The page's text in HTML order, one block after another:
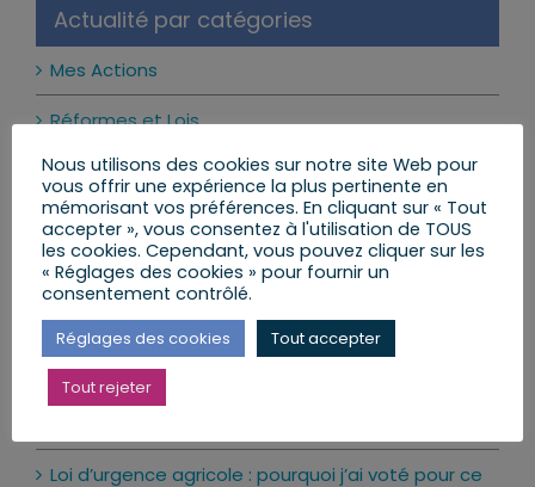
Actualité par catégories
Mes Actions
Réformes et Lois
Mon Agenda
Mes Lettres aux Citoyens
Mes dernières publications
Les réseaux sociaux interdits aux moins de 15 ans
: ce qui change vraiment
Loi d’urgence agricole : pourquoi j’ai voté pour ce
Nous utilisons des cookies sur notre site Web pour
vous offrir une expérience la plus pertinente en
mémorisant vos préférences. En cliquant sur « Tout
accepter », vous consentez à l'utilisation de TOUS
les cookies. Cependant, vous pouvez cliquer sur les
« Réglages des cookies » pour fournir un
consentement contrôlé.
Réglages des cookies Tout accepter
Tout rejeter